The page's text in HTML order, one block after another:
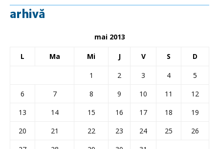
arhivă
mai 2013
L Ma Mi J V S D
1 2 3 4
5
6
7 8 9 10 11
12
13
14 15 16 17 18
19
20
21 22 23 24 25
26